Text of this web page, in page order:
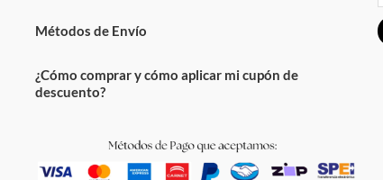
Métodos de Envío
¿Cómo comprar y cómo aplicar mi cupón de
descuento?